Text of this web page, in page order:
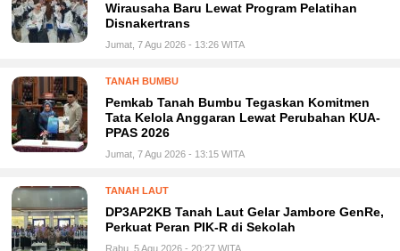
Wirausaha Baru Lewat Program Pelatihan
Disnakertrans
Jumat, 7 Agu 2026 - 13:26 WITA
TANAH BUMBU
Pemkab Tanah Bumbu Tegaskan Komitmen
Tata Kelola Anggaran Lewat Perubahan KUA-
PPAS 2026
Jumat, 7 Agu 2026 - 13:15 WITA
TANAH LAUT
DP3AP2KB Tanah Laut Gelar Jambore GenRe,
Perkuat Peran PIK-R di Sekolah
Rabu, 5 Agu 2026 - 20:27 WITA